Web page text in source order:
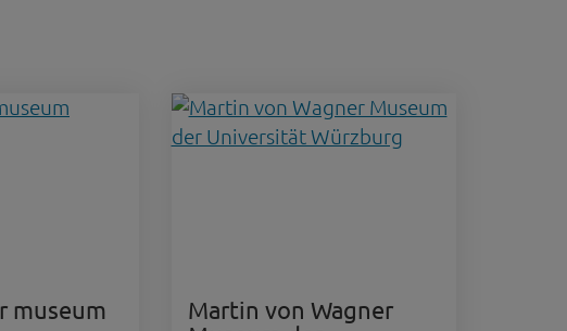
museum
Martin von Wagner